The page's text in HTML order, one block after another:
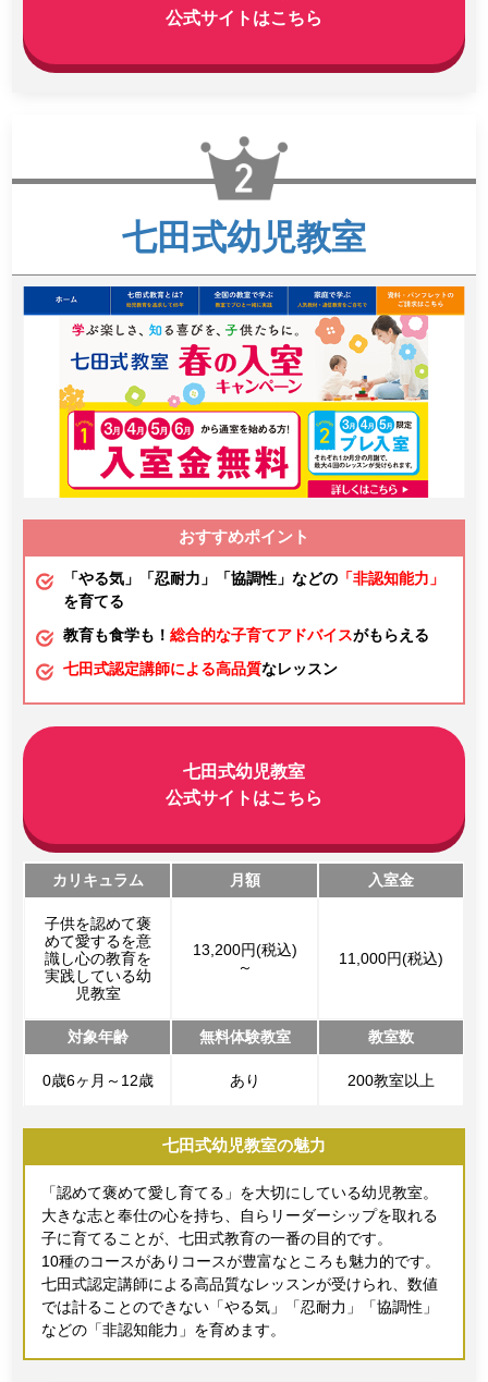
公式サイトはこちら
七田式幼児教室
おすすめポイント
「やる気」「忍耐力」「協調性」などの 「非認知能力」
を育てる
教育も食学も！総合的な子育てアドバイスがもらえる
七田式認定講師による高品質なレッスン
七田式幼児教室
公式サイトはこちら
カリキュラム 月額 入室金
子供を認めて褒
めて愛するを意
識し心の教育を
実践している幼
児教室
13,200円(税込)
～
11,000円(税込)
対象年齢 無料体験教室 教室数
0歳6ヶ月～12歳 あり 200教室以上
七田式幼児教室の魅力
「認めて褒めて愛し育てる」を大切にしている幼児教室。
大きな志と奉仕の心を持ち、自らリーダーシップを取れる
子に育てることが、七田式教育の一番の目的です。
10種のコースがありコースが豊富なところも魅力的です。
七田式認定講師による高品質なレッスンが受けられ、数値
では計ることのできない「やる気」「忍耐力」「協調性」
などの「非認知能力」を育めます。